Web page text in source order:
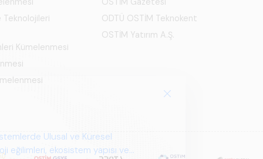
Ulusal ve Küresel
ekosistem yapısı ve
Teknolojileri
Kümelenmesi
ODTÜ OSTİM Teknokent
OSTİM Yatırım A.Ş.